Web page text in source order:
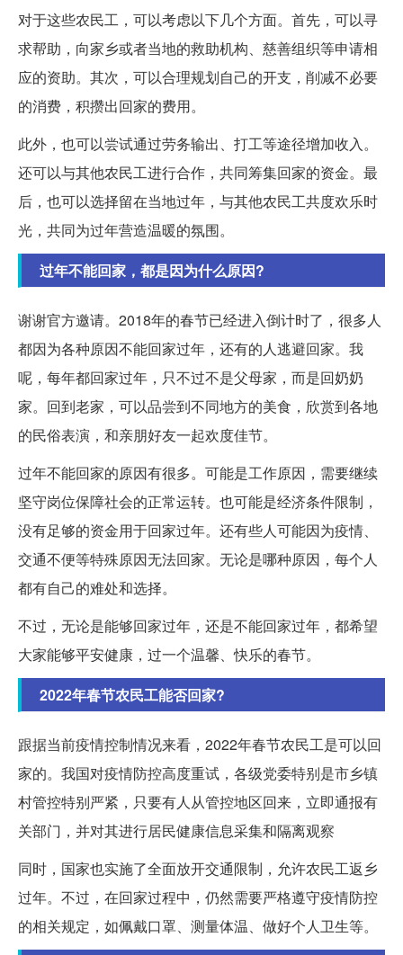
对于这些农民工，可以考虑以下几个方面。首先，可以寻
求帮助，向家乡或者当地的救助机构、慈善组织等申请相
应的资助。其次，可以合理规划自己的开支，削减不必要
的消费，积攒出回家的费用。
此外，也可以尝试通过劳务输出、打工等途径增加收入。
还可以与其他农民工进行合作，共同筹集回家的资金。最
后，也可以选择留在当地过年，与其他农民工共度欢乐时
光，共同为过年营造温暖的氛围。
过年不能回家，都是因为什么原因?
谢谢官方邀请。2018年的春节已经进入倒计时了，很多人
都因为各种原因不能回家过年，还有的人逃避回家。我
呢，每年都回家过年，只不过不是父母家，而是回奶奶
家。回到老家，可以品尝到不同地方的美食，欣赏到各地
的民俗表演，和亲朋好友一起欢度佳节。
过年不能回家的原因有很多。可能是工作原因，需要继续
坚守岗位保障社会的正常运转。也可能是经济条件限制，
没有足够的资金用于回家过年。还有些人可能因为疫情、
交通不便等特殊原因无法回家。无论是哪种原因，每个人
都有自己的难处和选择。
不过，无论是能够回家过年，还是不能回家过年，都希望
大家能够平安健康，过一个温馨、快乐的春节。
2022年春节农民工能否回家?
跟据当前疫情控制情况来看，2022年春节农民工是可以回
家的。我国对疫情防控高度重试，各级党委特别是市乡镇
村管控特别严紧，只要有人从管控地区回来，立即通报有
关部门，并对其进行居民健康信息采集和隔离观察
同时，国家也实施了全面放开交通限制，允许农民工返乡
过年。不过，在回家过程中，仍然需要严格遵守疫情防控
的相关规定，如佩戴口罩、测量体温、做好个人卫生等。